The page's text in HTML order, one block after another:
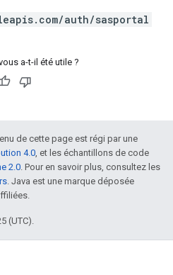
auth/sasportal
a-t-il été utile ?
de cette page est régi par une
4.0, et les échantillons de code
2.0. Pour en savoir plus, consultez les
. Java est une marque déposée
(UTC).